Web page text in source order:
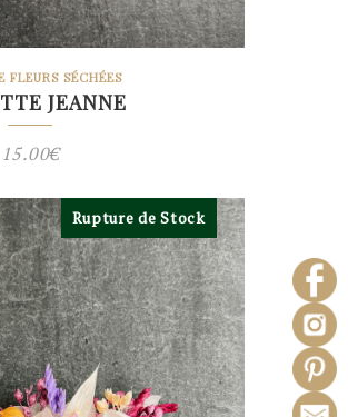
FLEURS SÉCHÉES
JEANNE
15.00€
Rupture de Stock